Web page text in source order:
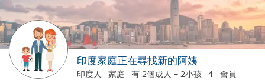
印度家庭正在尋找新的阿姨
印度人 | 家庭 | 有 2個成人 + 2小孩 | 4 - 會員